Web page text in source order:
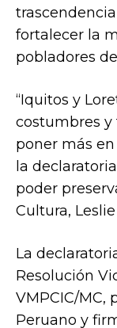
fortalecer la
pobladores
“Iquitos y
costumbres y
poner más
la
poder
Cultura,
La
Resolución
VMPCIC/MC,
Peruano y